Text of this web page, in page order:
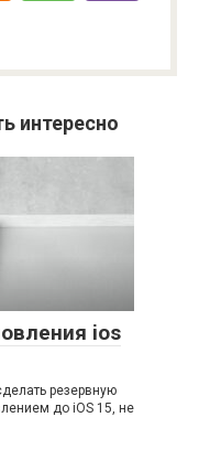
интересно
ios
резервную
до iOS 15, не